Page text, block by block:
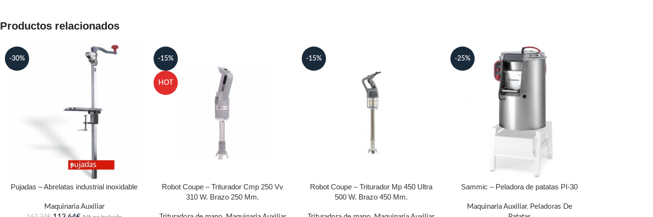
Productos relacionados
-30%
Pujadas – Abrelatas industrial inoxidable
Maquinaria Auxiliar
-15%
HOT
Robot Coupe – Triturador Cmp 250 Vv
310 W. Brazo 250 Mm.
-15%
Robot Coupe – Triturador Mp 450 Ultra
500 W. Brazo 450 Mm.
-25%
Sammic – Peladora de patatas PI-30
Maquinaria Auxiliar, Peladoras De